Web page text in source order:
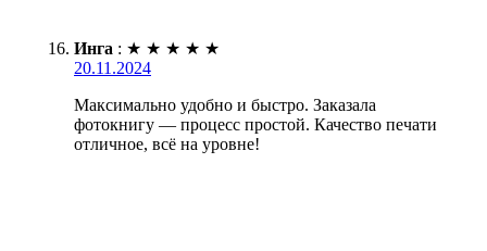
Инга : ★ ★ ★ ★ ★
20.11.2024
Максимально удобно и быстро. Заказала
фотокнигу — процесс простой. Качество печати
отличное, всё на уровне!